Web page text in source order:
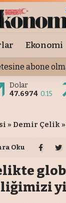
Ekonomi
abone
Dolar
47.6974 0.15
» Demir Çelik »
Oku